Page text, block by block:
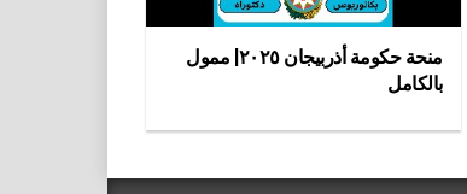
منحة حكومة أذربيجان ٢٠٢٥| ممول
بالكامل